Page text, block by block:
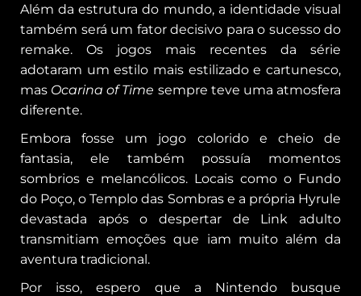
Além da estrutura do mundo, a identidade visual
também será um fator decisivo para o sucesso do
remake. Os jogos mais recentes da série
adotaram um estilo mais estilizado e cartunesco,
mas Ocarina of Time sempre teve uma atmosfera
diferente.
Embora fosse um jogo colorido e cheio de
fantasia, ele também possuía momentos
sombrios e melancólicos. Locais como o Fundo
do Poço, o Templo das Sombras e a própria Hyrule
devastada após o despertar de Link adulto
transmitiam emoções que iam muito além da
aventura tradicional.
Por isso, espero que a Nintendo busque